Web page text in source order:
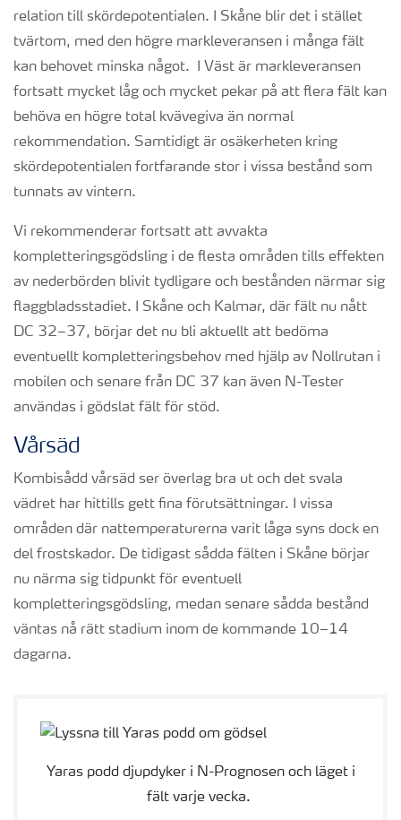
relation till skördepotentialen. I Skåne blir det i stället
tvärtom, med den högre markleveransen i många fält
kan behovet minska något. I Väst är markleveransen
fortsatt mycket låg och mycket pekar på att flera fält kan
behöva en högre total kvävegiva än normal
rekommendation. Samtidigt är osäkerheten kring
skördepotentialen fortfarande stor i vissa bestånd som
tunnats av vintern.
Vi rekommenderar fortsatt att avvakta
kompletteringsgödsling i de flesta områden tills effekten
av nederbörden blivit tydligare och bestånden närmar sig
flaggbladsstadiet. I Skåne och Kalmar, där fält nu nått
DC 32–37, börjar det nu bli aktuellt att bedöma
eventuellt kompletteringsbehov med hjälp av Nollrutan i
mobilen och senare från DC 37 kan även N-Tester
användas i gödslat fält för stöd.
Vårsäd
Kombisådd vårsäd ser överlag bra ut och det svala
vädret har hittills gett fina förutsättningar. I vissa
områden där nattemperaturerna varit låga syns dock en
del frostskador. De tidigast sådda fälten i Skåne börjar
nu närma sig tidpunkt för eventuell
kompletteringsgödsling, medan senare sådda bestånd
väntas nå rätt stadium inom de kommande 10–14
dagarna.
Yaras podd djupdyker i N-Prognosen och läget i
fält varje vecka.